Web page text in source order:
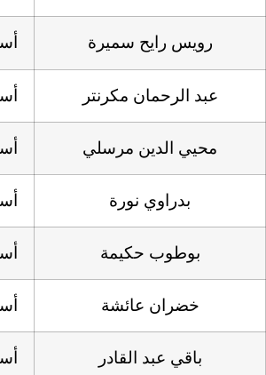
رويس رايح سميرة
عبد الرحمان مكرنتر
محيي الدين مرسلي
بدراوي نورة
بوطوب حكيمة
خضران عائشة
باقي عبد القادر